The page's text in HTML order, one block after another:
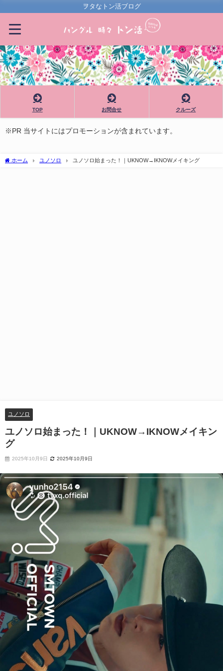
ヲタなトン活ブログ
TOP お問合せ クルーズ
※PR 当サイトにはプロモーションが含まれています。
ホーム ユノソロ ユノソロ始まった！｜UKNOW→IKNOWメイキング
ユノソロ
ユノソロ始まった！｜UKNOW→IKNOWメイキン
グ
2025年10月9日 2025年10月9日